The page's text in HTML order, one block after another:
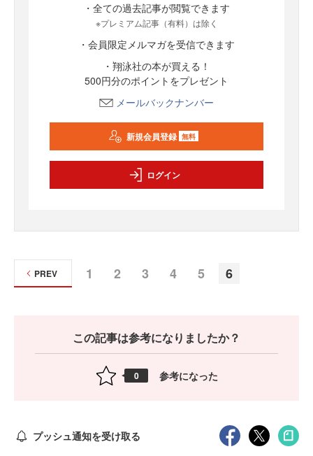
・全ての過去記事が閲覧できます
※プレミアム記事（有料）は除く
・会員限定メルマガを受信できます
・翔泳社の本が買える！
500円分のポイントをプレゼント
メールバックナンバー
新規会員登録 無料
ログイン
1 2 3 4 5 6
PREV
この記事は参考になりましたか？
0 参考になった
プッシュ通知を受け取る